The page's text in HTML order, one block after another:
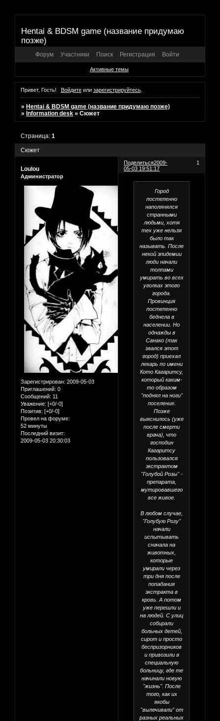
Hentai & BDSM game (название придумаю
позже)
Форум Участники Поиск Регистрация Войти
Активные темы
Привет, Гость! Войдитеили зарегистрируйтесь.
»Hentai & BDSM game (название придумаю позже)
»Information desk »Сюжет
Сюжет
Страница:1
Поделиться 1
2009-
05-03 19:51:17
Loulou
Администратор
Зарегистрирован: 2009-05-03
Приглашений: 0
Сообщений: 11
Уважение: [+0/-0]
Позитив: [+0/-0]
Провел на форуме:
52 минуты
Последний визит:
2009-05-03 20:30:03
Город
постепенно
наполянялся
странными
людьми, хотя
тех уже нельзя
было так
называть. После
некой эпидемии
люди начали
толпами
умирать во всех
уголках этого
города.
Провинция
постепенно
беднела в
населении. Но
однажды в
Санако (так
звался этот
город) приехал
лекарь по имени
Кото Кагаритсу,
который каким-
то образом
"поднял на ноги"
поселение.
Позже
выяснилось (уже
после смерти
врача), что
господин
Кагаритсу
пользовался
экстрактом
"Голубой Розы" -
препарата,
мутировавшего
все живое.
В любом случае,
"Голубую Розу"
начали
испытывать
сначала на
животных,
которые
умирали через
три дня после
попадания
экстракта в
кровь. А потом
уже перешли и
на людей. С улиц
собирали
больных детей,
сирот и просто
беспризорников
и привозили в
специальную
больницу, где те
начинали новую
"жизнь". После
того, как их
якобы
"вылечивали" от
разных реальных